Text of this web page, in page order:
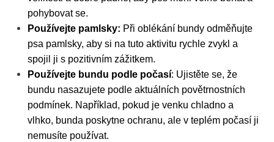
pohybovat se.
Používejte pamlsky: Při oblékání bundy odměňujte
psa pamlsky, aby si na tuto aktivitu rychle zvykl a
spojil ji s pozitivním zážitkem.
Používejte bundu podle počasí: Ujistěte se, že
bundu nasazujete podle aktuálních povětrnostních
podmínek. Například, pokud je venku chladno a
vlhko, bunda poskytne ochranu, ale v teplém počasí ji
nemusíte používat.